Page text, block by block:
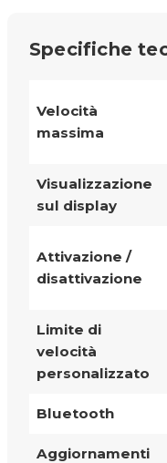
Specifiche
Velocità
massima
Visualizzazione
sul display
Attivazione /
disattivazione
Limite di
velocità
personalizzato
Bluetooth
Aggiornamenti